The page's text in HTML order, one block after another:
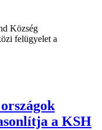
Község
felügyelet a
a KSH